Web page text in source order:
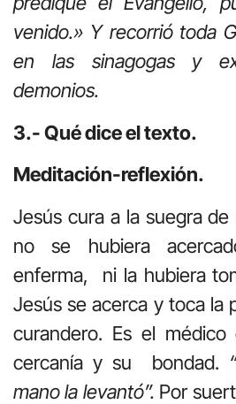
venido.» Y recorrió toda
en las sinagogas y
demonios.
3.- Qué dice el texto.
Meditación-reflexión.
Jesús cura a la suegra
no se hubiera
enferma, ni la hubiera
Jesús se acerca y toca la
curandero. Es el
cercanía y su bondad.
mano la levantó”. Por